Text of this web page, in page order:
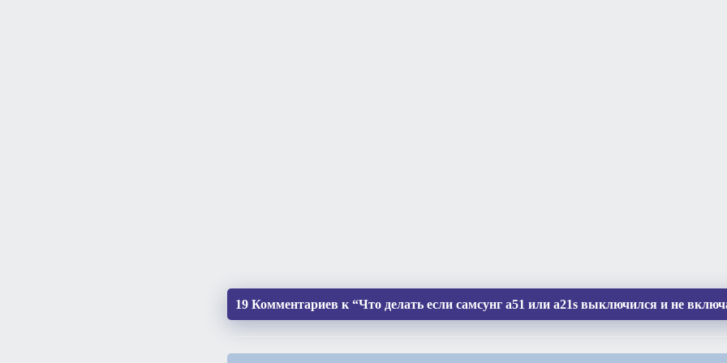
19 Комментариев к “Что делать если самсунг а51 или а21s выключился и не